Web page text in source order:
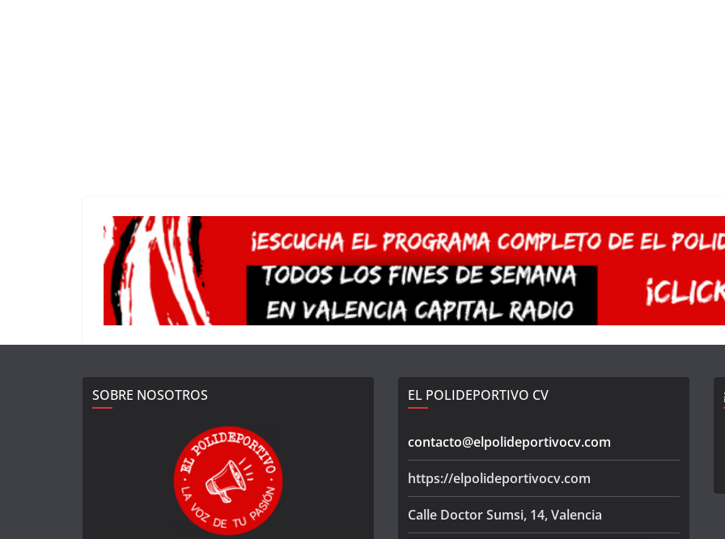
SOBRE NOSOTROS EL POLIDEPORTIVO CV
contacto@elpolideportivocv.com
https://elpolideportivocv.com
Calle Doctor Sumsi, 14, Valencia